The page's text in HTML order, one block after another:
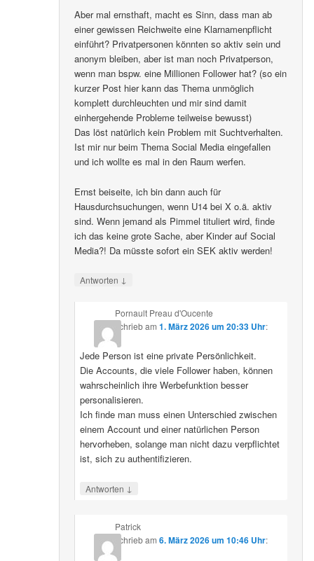
Aber mal ernsthaft, macht es Sinn, dass man ab
einer gewissen Reichweite eine Klarnamenpflicht
einführt? Privatpersonen könnten so aktiv sein und
anonym bleiben, aber ist man noch Privatperson,
wenn man bspw. eine Millionen Follower hat? (so ein
kurzer Post hier kann das Thema unmöglich
komplett durchleuchten und mir sind damit
einhergehende Probleme teilweise bewusst)
Das löst natürlich kein Problem mit Suchtverhalten.
Ist mir nur beim Thema Social Media eingefallen
und ich wollte es mal in den Raum werfen.
Ernst beiseite, ich bin dann auch für
Hausdurchsuchungen, wenn U14 bei X o.ä. aktiv
sind. Wenn jemand als Pimmel tituliert wird, finde
ich das keine grote Sache, aber Kinder auf Social
Media?! Da müsste sofort ein SEK aktiv werden!
Antworten ↓
Pornault Preau d'Oucente
schriebam 1. März 2026 um 20:33 Uhr:
Jede Person ist eine private Persönlichkeit.
Die Accounts, die viele Follower haben, können
wahrscheinlich ihre Werbefunktion besser
personalisieren.
Ich finde man muss einen Unterschied zwischen
einem Account und einer natürlichen Person
hervorheben, solange man nicht dazu verpflichtet
ist, sich zu authentifizieren.
Antworten ↓
Patrick
schriebam 6. März 2026 um 10:46 Uhr: